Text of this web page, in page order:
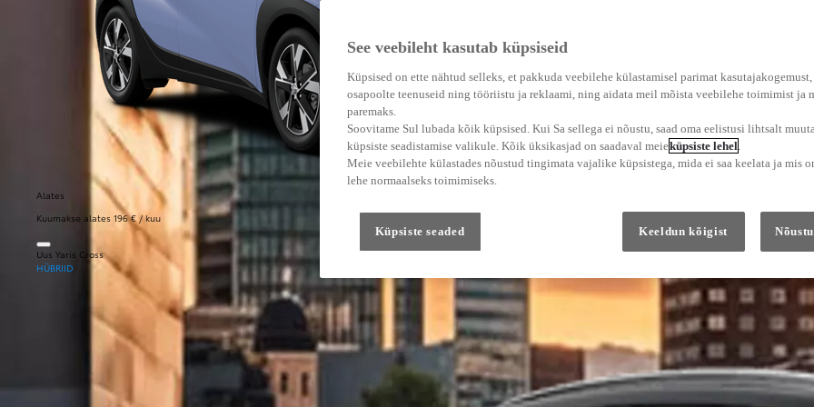
Alates
Kuumakse alates 196 € / kuu
Uus Yaris Cross
HÜBRIID
See veebileht kasutab küpsiseid
Küpsised on ette nähtud selleks, et pakkuda veebilehe külastamisel parimat
osapoolte teenuseid ning tööriistu ja reklaami, ning aidata meil mõista veebilehe toimimist ja
paremaks.
Soovitame Sul lubada kõik küpsised. Kui Sa sellega ei nõustu, saad oma eelistusi lihtsalt
küpsiste seadistamise valikule. Kõik üksikasjad on saadaval meieküpsiste lehel.
Meie veebilehte külastades nõustud tingimata vajalike küpsistega, mida ei saa keelata ja mis
lehe normaalseks toimimiseks.
Küpsiste seaded Keeldun kõigist